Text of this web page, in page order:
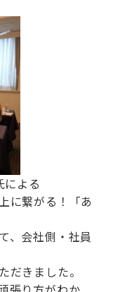
よる
に繋がる！「あ
、会社側・社員
だきました。